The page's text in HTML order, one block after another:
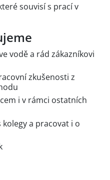
souvisí s prací v
vodě a rád zákazníkovi
zkušenosti z
i v rámci ostatních
a pracovat i o